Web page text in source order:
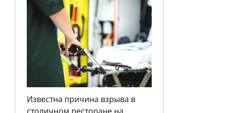
Известна причина взрыва в